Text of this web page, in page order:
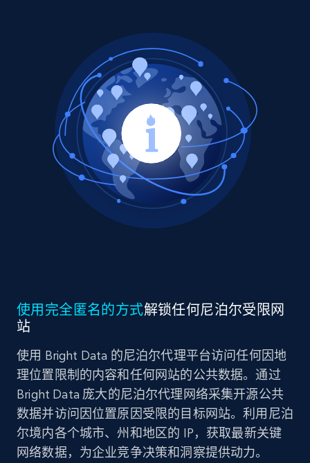
使用完全匿名的方式解锁任何尼泊尔受限网
站
使用 Bright Data 的尼泊尔代理平台访问任何因地
理位置限制的内容和任何网站的公共数据。通过
Bright Data 庞大的尼泊尔代理网络采集开源公共
数据并访问因位置原因受限的目标网站。利用尼泊
尔境内各个城市、州和地区的 IP，获取最新关键
网络数据，为企业竞争决策和洞察提供动力。